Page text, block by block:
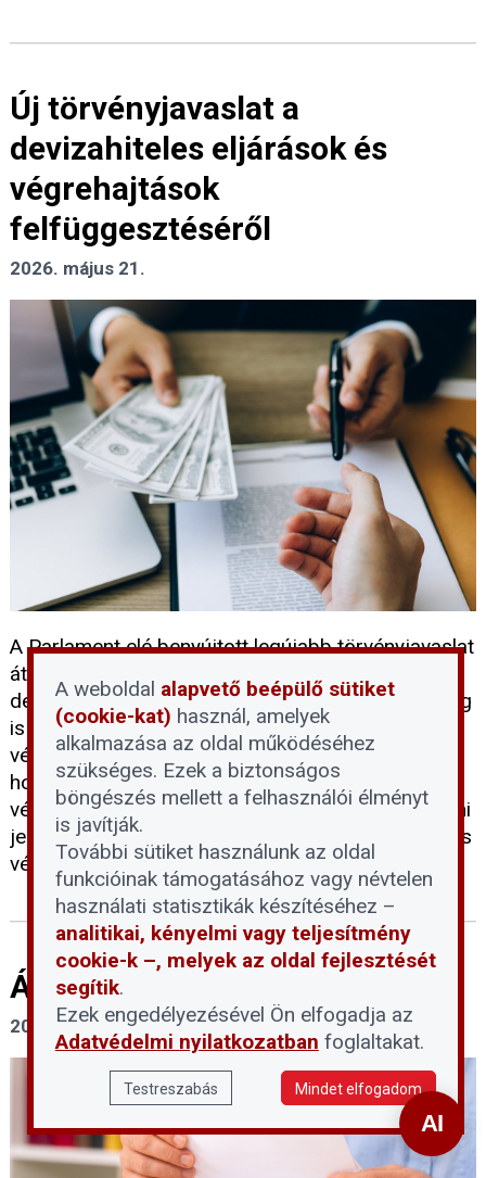
Új törvényjavaslat a
devizahiteles eljárások és
végrehajtások
felfüggesztéséről
2026. május 21.
A Parlament elé benyújtott legújabb törvényjavaslat
átmenetileg és teljeskörűen leállítaná a korábbi
devizahiteles törvények hatálya alá tartozó, jelenleg
is folyamatban lévő bírósági pereket és
végrehajtási eljárásokat. A kezdeményezés célja,
hogy a végleges szabályozás kialakításáig jogi
védelmet biztosítson az érintett felek számára, ami
jelentős hatással lehet a hazai követeléskezelési és
végrehajtási folyamatokra.
Árat emelt a Posta
2026. május 7.
A weboldal alapvető beépülő sütiket
(cookie-kat) használ, amelyek
alkalmazása az oldal működéséhez
szükséges. Ezek a biztonságos
böngészés mellett a felhasználói élményt
is javítják.
További sütiket használunk az oldal
funkcióinak támogatásához vagy névtelen
használati statisztikák készítéséhez –
analitikai, kényelmi vagy teljesítmény
cookie-k –, melyek az oldal fejlesztését
segítik.
Ezek engedélyezésével Ön elfogadja az
Adatvédelmi nyilatkozatban foglaltakat.
Testreszabás Mindet elfogadom